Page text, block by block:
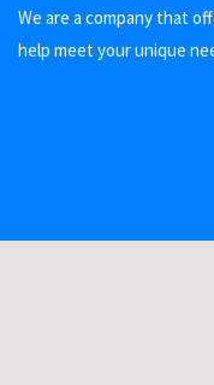
We are a company that
help meet your unique